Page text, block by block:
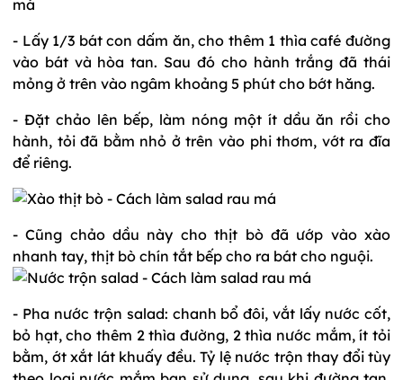
- Lấy 1/3 bát con dấm ăn, cho thêm 1 thìa café đường
vào bát và hòa tan. Sau đó cho hành trắng đã thái
mỏng ở trên vào ngâm khoảng 5 phút cho bớt hăng.
- Đặt chảo lên bếp, làm nóng một ít dầu ăn rồi cho
hành, tỏi đã bằm nhỏ ở trên vào phi thơm, vớt ra đĩa
để riêng.
- Cũng chảo dầu này cho thịt bò đã ướp vào xào
nhanh tay, thịt bò chín tắt bếp cho ra bát cho nguội.
- Pha nước trộn salad: chanh bổ đôi, vắt lấy nước cốt,
bỏ hạt, cho thêm 2 thìa đường, 2 thìa nước mắm, ít tỏi
bằm, ớt xắt lát khuấy đều. Tỷ lệ nước trộn thay đổi tùy